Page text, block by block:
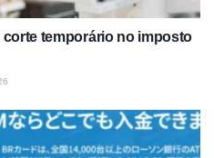
temporário no imposto